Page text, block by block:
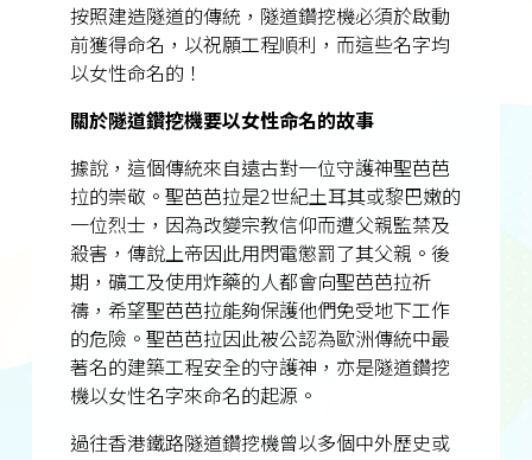
按照建造隧道的傳統，隧道鑽挖機必須於啟動
前獲得命名，以祝願工程順利，而這些名字均
以女性命名的！
關於隧道鑽挖機要以女性命名的故事
據說，這個傳統來自遠古對一位守護神聖芭芭
拉的崇敬。聖芭芭拉是2世紀土耳其或黎巴嫩的
一位烈士，因為改變宗教信仰而遭父親監禁及
殺害，傳說上帝因此用閃電懲罰了其父親。後
期，礦工及使用炸藥的人都會向聖芭芭拉祈
禱，希望聖芭芭拉能夠保護他們免受地下工作
的危險。聖芭芭拉因此被公認為歐洲傳統中最
著名的建築工程安全的守護神，亦是隧道鑽挖
機以女性名字來命名的起源。
過往香港鐵路隧道鑽挖機曾以多個中外歷史或